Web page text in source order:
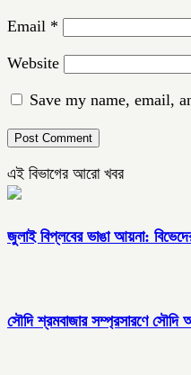
Email *
Website
Save my name, email,
এই বিভাগের আরো খবর
জুলাই বিপ্লবের ভাঙা আয়না:
সৌদি শ্রমবাজার সম্প্রসারণে সৌদি